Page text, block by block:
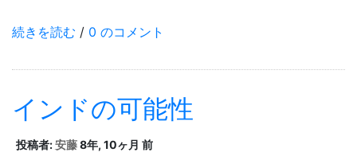
続きを読む / 0 のコメント
インドの可能性
投稿者:安藤8年, 10ヶ月 前